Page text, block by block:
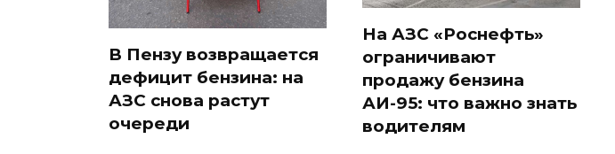
В Пензу возвращается
дефицит бензина: на
АЗС снова растут
очереди
На АЗС «Роснефть»
ограничивают
продажу бензина
АИ-95: что важно знать
водителям